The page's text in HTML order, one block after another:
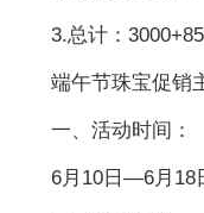
3.总计：
端午节珠宝促销
一、活动时间：
6月10日—6月18